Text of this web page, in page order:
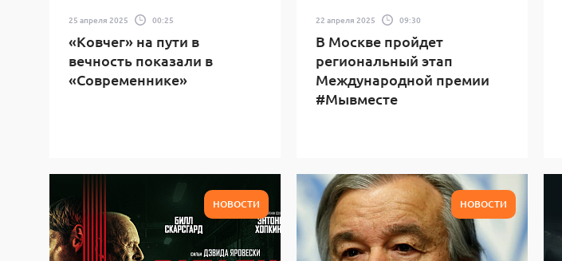
25 апреля 2025 00:25
«Ковчег» на пути в
вечность показали в
«Современнике»
22 апреля 2025 09:30
В Москве пройдет
региональный этап
Международной премии
#Мывместе
НОВОСТИ НОВОСТИ